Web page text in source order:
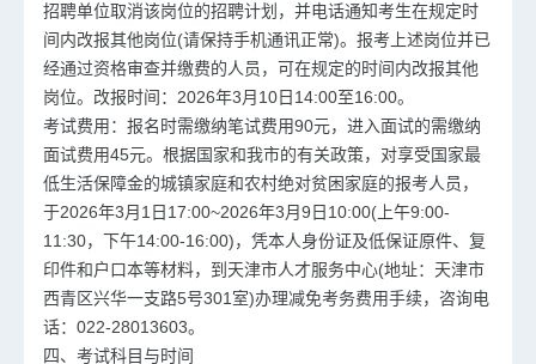
招聘单位取消该岗位的招聘计划，并电话通知考生在规定时
间内改报其他岗位(请保持手机通讯正常)。报考上述岗位并已
经通过资格审查并缴费的人员，可在规定的时间内改报其他
岗位。改报时间：2026年3月10日14:00至16:00。
考试费用：报名时需缴纳笔试费用90元，进入面试的需缴纳
面试费用45元。根据国家和我市的有关政策，对享受国家最
低生活保障金的城镇家庭和农村绝对贫困家庭的报考人员，
于2026年3月1日17:00~2026年3月9日10:00(上午9:00-
11:30，下午14:00-16:00)，凭本人身份证及低保证原件、复
印件和户口本等材料，到天津市人才服务中心(地址：天津市
西青区兴华一支路5号301室)办理减免考务费用手续，咨询电
话：022-28013603。
四、考试科目与时间